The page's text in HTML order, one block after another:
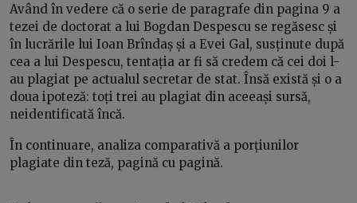
Având în vedere că o serie de paragrafe din pagina 9 a
tezei de doctorat a lui Bogdan Despescu se regăsesc și
în lucrările lui Ioan Brîndaș și a Evei Gal, susținute după
cea a lui Despescu, tentația ar fi să credem că cei doi l-
au plagiat pe actualul secretar de stat. Însă există și o a
doua ipoteză: toți trei au plagiat din aceeași sursă,
neidentificată încă.
În continuare, analiza comparativă a porțiunilor
plagiate din teză, pagină cu pagină.